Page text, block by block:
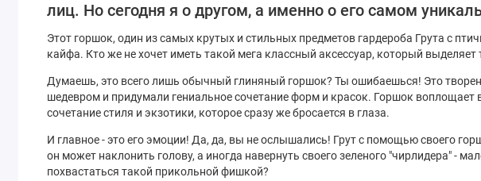
лиц. Но сегодня я о другом, а именно о его самом
Этот горшок, один из самых крутых и стильных предметов гардероба Грута с
кайфа. Кто же не хочет иметь такой мега классный аксессуар, который
Думаешь, это всего лишь обычный глиняный горшок? Ты ошибаешься! Это
шедевром и придумали гениальное сочетание форм и красок. Горшок воплощает
сочетание стиля и экзотики, которое сразу же бросается в глаза.
И главное - это его эмоции! Да, да, вы не ослышались! Грут с помощью своего
он может наклонить голову, а иногда навернуть своего зеленого "чирлидера" -
похвастаться такой прикольной фишкой?